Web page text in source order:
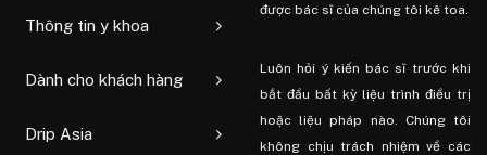
Thông tin y khoa
Dành cho khách hàng
Drip Asia
được bác sĩ của chúng tôi kê toa.
Luôn hỏi ý kiến ​​bác sĩ trước khi
bắt đầu bất kỳ liệu trình điều trị
hoặc liệu pháp nào. Chúng tôi
không chịu trách nhiệm về các